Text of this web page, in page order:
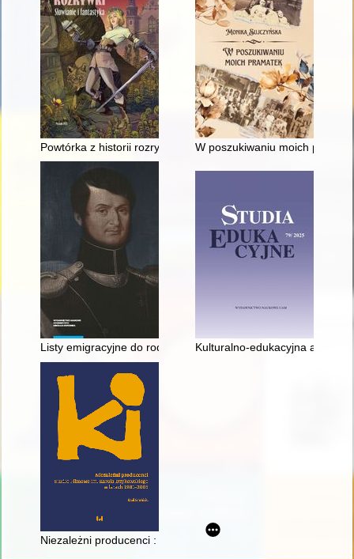
Powtórka z historii rozrywki : Słowianie i fantastyka
W poszukiwaniu moich
Listy emigracyjne do rodziców : (z dołączeniem listów
Kulturalno-edukacyjna
Niezależni producenci : Studio Filmowe im. Karola